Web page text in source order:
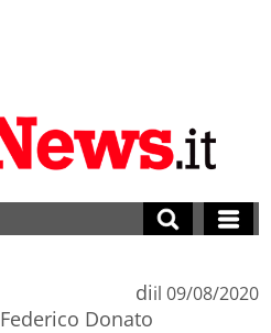
di
Federico Donato
il 09/08/2020